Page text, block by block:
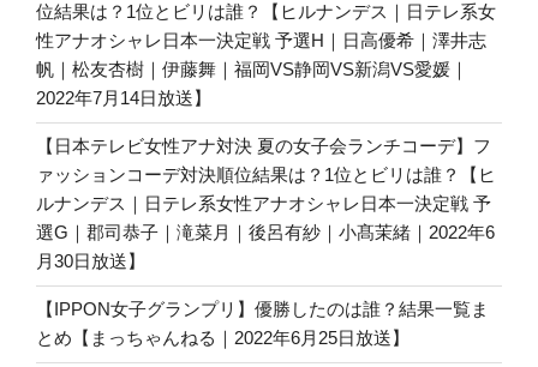
位結果は？1位とビリは誰？【ヒルナンデス｜日テレ系女
性アナオシャレ日本一決定戦 予選H｜日高優希｜澤井志
帆｜松友杏樹｜伊藤舞｜福岡VS静岡VS新潟VS愛媛｜
2022年7月14日放送】
【日本テレビ女性アナ対決 夏の女子会ランチコーデ】フ
ァッションコーデ対決順位結果は？1位とビリは誰？【ヒ
ルナンデス｜日テレ系女性アナオシャレ日本一決定戦 予
選G｜郡司恭子｜滝菜月｜後呂有紗｜小髙茉緒｜2022年6
月30日放送】
【IPPON女子グランプリ】優勝したのは誰？結果一覧ま
とめ【まっちゃんねる｜2022年6月25日放送】